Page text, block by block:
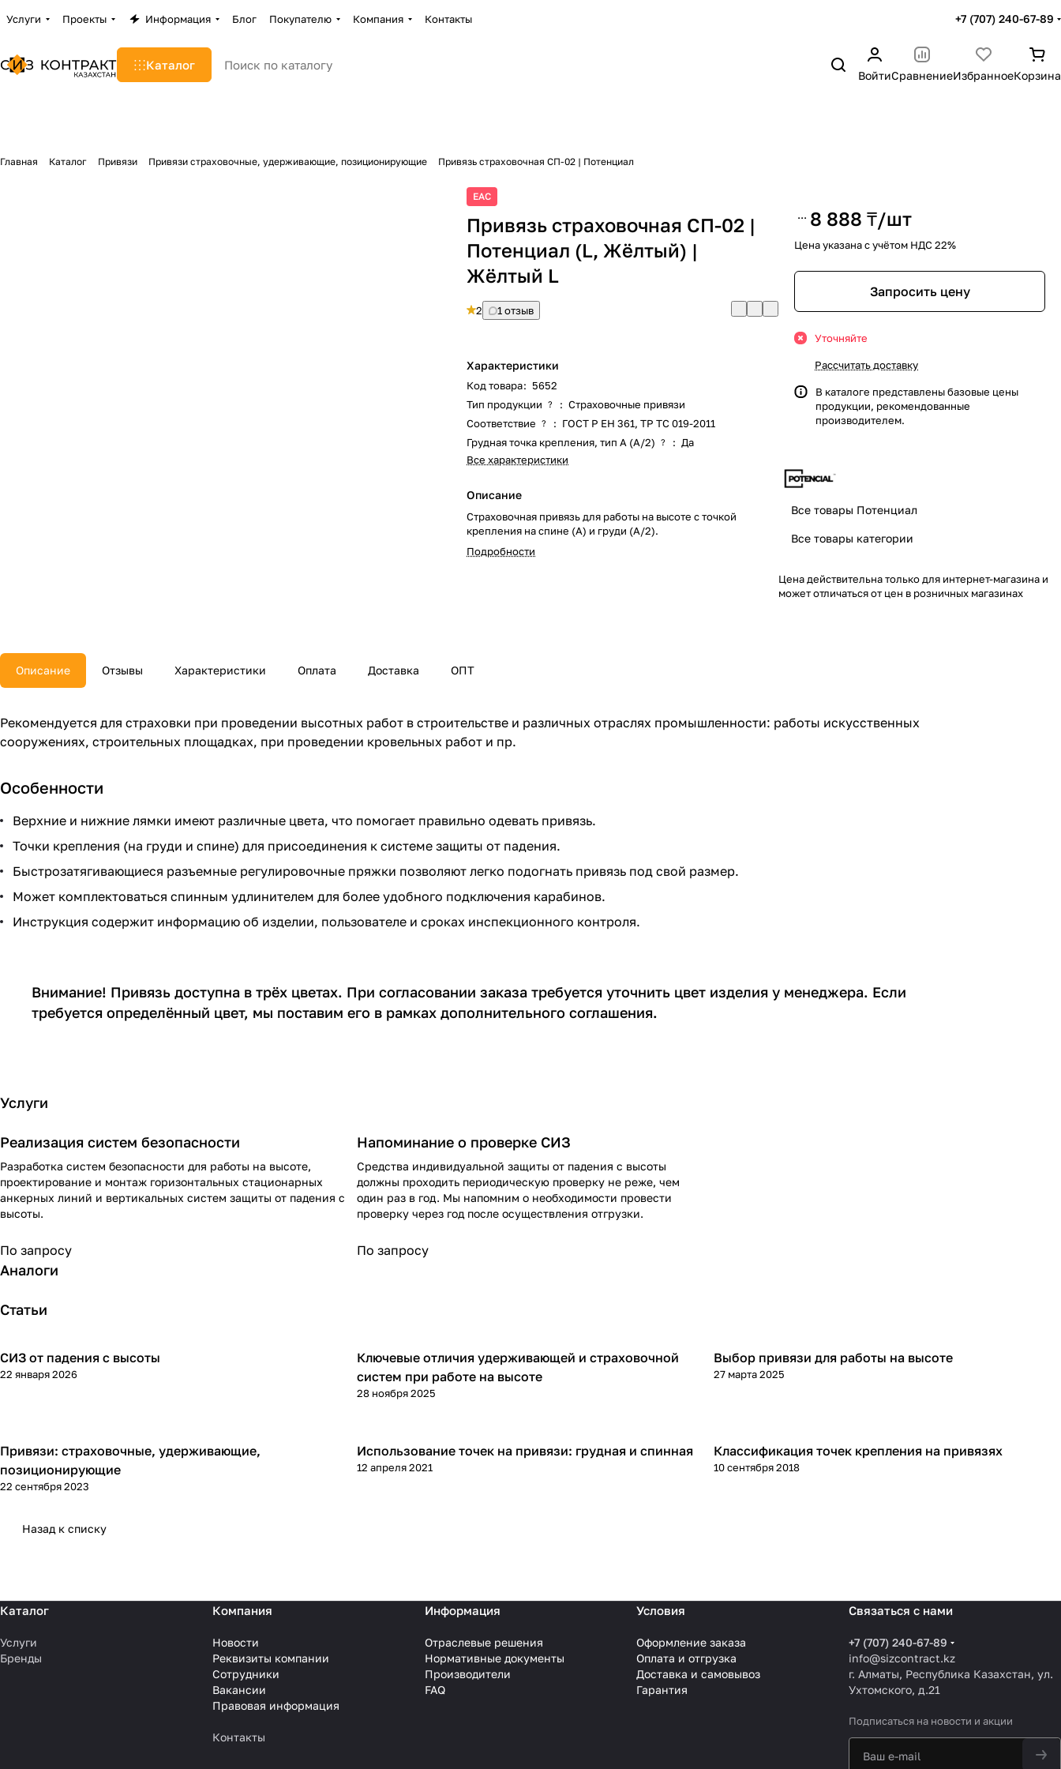
Услуги Проекты Информация Блог Покупателю Компания Контакты +7 (707) 240-67-89
Каталог
ВойтиСравнениеИзбранноеКорзина
Главная Каталог Привязи Привязи страховочные, удерживающие, позиционирующие Привязь страховочная СП-02 | Потенциал
ЕАС
Привязь страховочная СП-02 |
Потенциал (L, Жёлтый) |
Жёлтый L
2 1 отзыв
Характеристики
Код товара: 5652
Тип продукции
? : Страховочные привязи
Соответствие
? : ГОСТ Р ЕН 361,ТР ТС 019-2011
Грудная точка крепления, тип А (А/2)
? : Да
Все характеристики
Описание
Страховочная привязь для работы на высоте с точкой
крепления на спине (А) и груди (А/2).
Подробности
8 888 ₸/шт
Цена указана с учётом НДС 22%
Запросить цену
Уточняйте
Рассчитать доставку
В каталоге представлены базовые цены
продукции, рекомендованные
производителем.
Все товары Потенциал
Все товары категории
Цена действительна только для интернет-магазина и
может отличаться от цен в розничных магазинах
Описание Отзывы Характеристики Оплата Доставка ОПТ
Рекомендуется для страховки при проведении высотных работ в строительстве и различных отраслях промышленности: работы искусственных
сооружениях, строительных площадках, при проведении кровельных работ и пр.
Особенности
Верхние и нижние лямки имеют различные цвета, что помогает правильно одевать привязь.
Точки крепления (на груди и спине) для присоединения к системе защиты от падения.
Быстрозатягивающиеся разъемные регулировочные пряжки позволяют легко подогнать привязь под свой размер.
Может комплектоваться спинным удлинителем для более удобного подключения карабинов.
Инструкция содержит информацию об изделии, пользователе и сроках инспекционного контроля.
Внимание! Привязь доступна в трёх цветах. При согласовании заказа требуется уточнить цвет изделия у менеджера. Если
требуется определённый цвет, мы поставим его в рамках дополнительного соглашения.
Услуги
Реализация систем безопасности
Разработка систем безопасности для работы на высоте,
проектирование и монтаж горизонтальных стационарных
анкерных линий и вертикальных систем защиты от падения с
высоты.
По запросу
Напоминание о проверке СИЗ
Средства индивидуальной защиты от падения с высоты
должны проходить периодическую проверку не реже, чем
один раз в год. Мы напомним о необходимости провести
проверку через год после осуществления отгрузки.
По запросу
Аналоги
Статьи
Теория
СИЗ от падения с высоты
22 января 2026
Теория
Ключевые отличия удерживающей и страховочной
систем при работе на высоте
28 ноября 2025
Теория
Выбор привязи для работы на высоте
27 марта 2025
Теория
Привязи: страховочные, удерживающие,
позиционирующие
22 сентября 2023
Практика
Использование точек на привязи: грудная и спинная
12 апреля 2021
Практика
Классификация точек крепления на привязях
10 сентября 2018
Назад к списку
Каталог
Услуги
Бренды
Компания
Новости
Реквизиты компании
Сотрудники
Вакансии
Правовая информация
Контакты
Информация
Отраслевые решения
Нормативные документы
Производители
FAQ
Условия
Оформление заказа
Оплата и отгрузка
Доставка и самовывоз
Гарантия
Связаться с нами
+7 (707) 240-67-89
info@sizcontract.kz
г. Алматы, Республика Казахстан, ул.
Ухтомского, д.21
Подписаться на новости и акции